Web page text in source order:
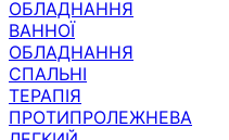
ОБЛАДНАННЯ
ВАННОЇ
ОБЛАДНАННЯ
СПАЛЬНІ
ТЕРАПІЯ
ПРОТИПРОЛЕЖНЕВА